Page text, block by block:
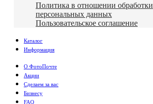
Политика в отношении обработки
персональных данных
Пользовательское соглашение
Каталог
Информация
О ФотоПочте
Акции
Сделаем за вас
Бизнесу
FAQ